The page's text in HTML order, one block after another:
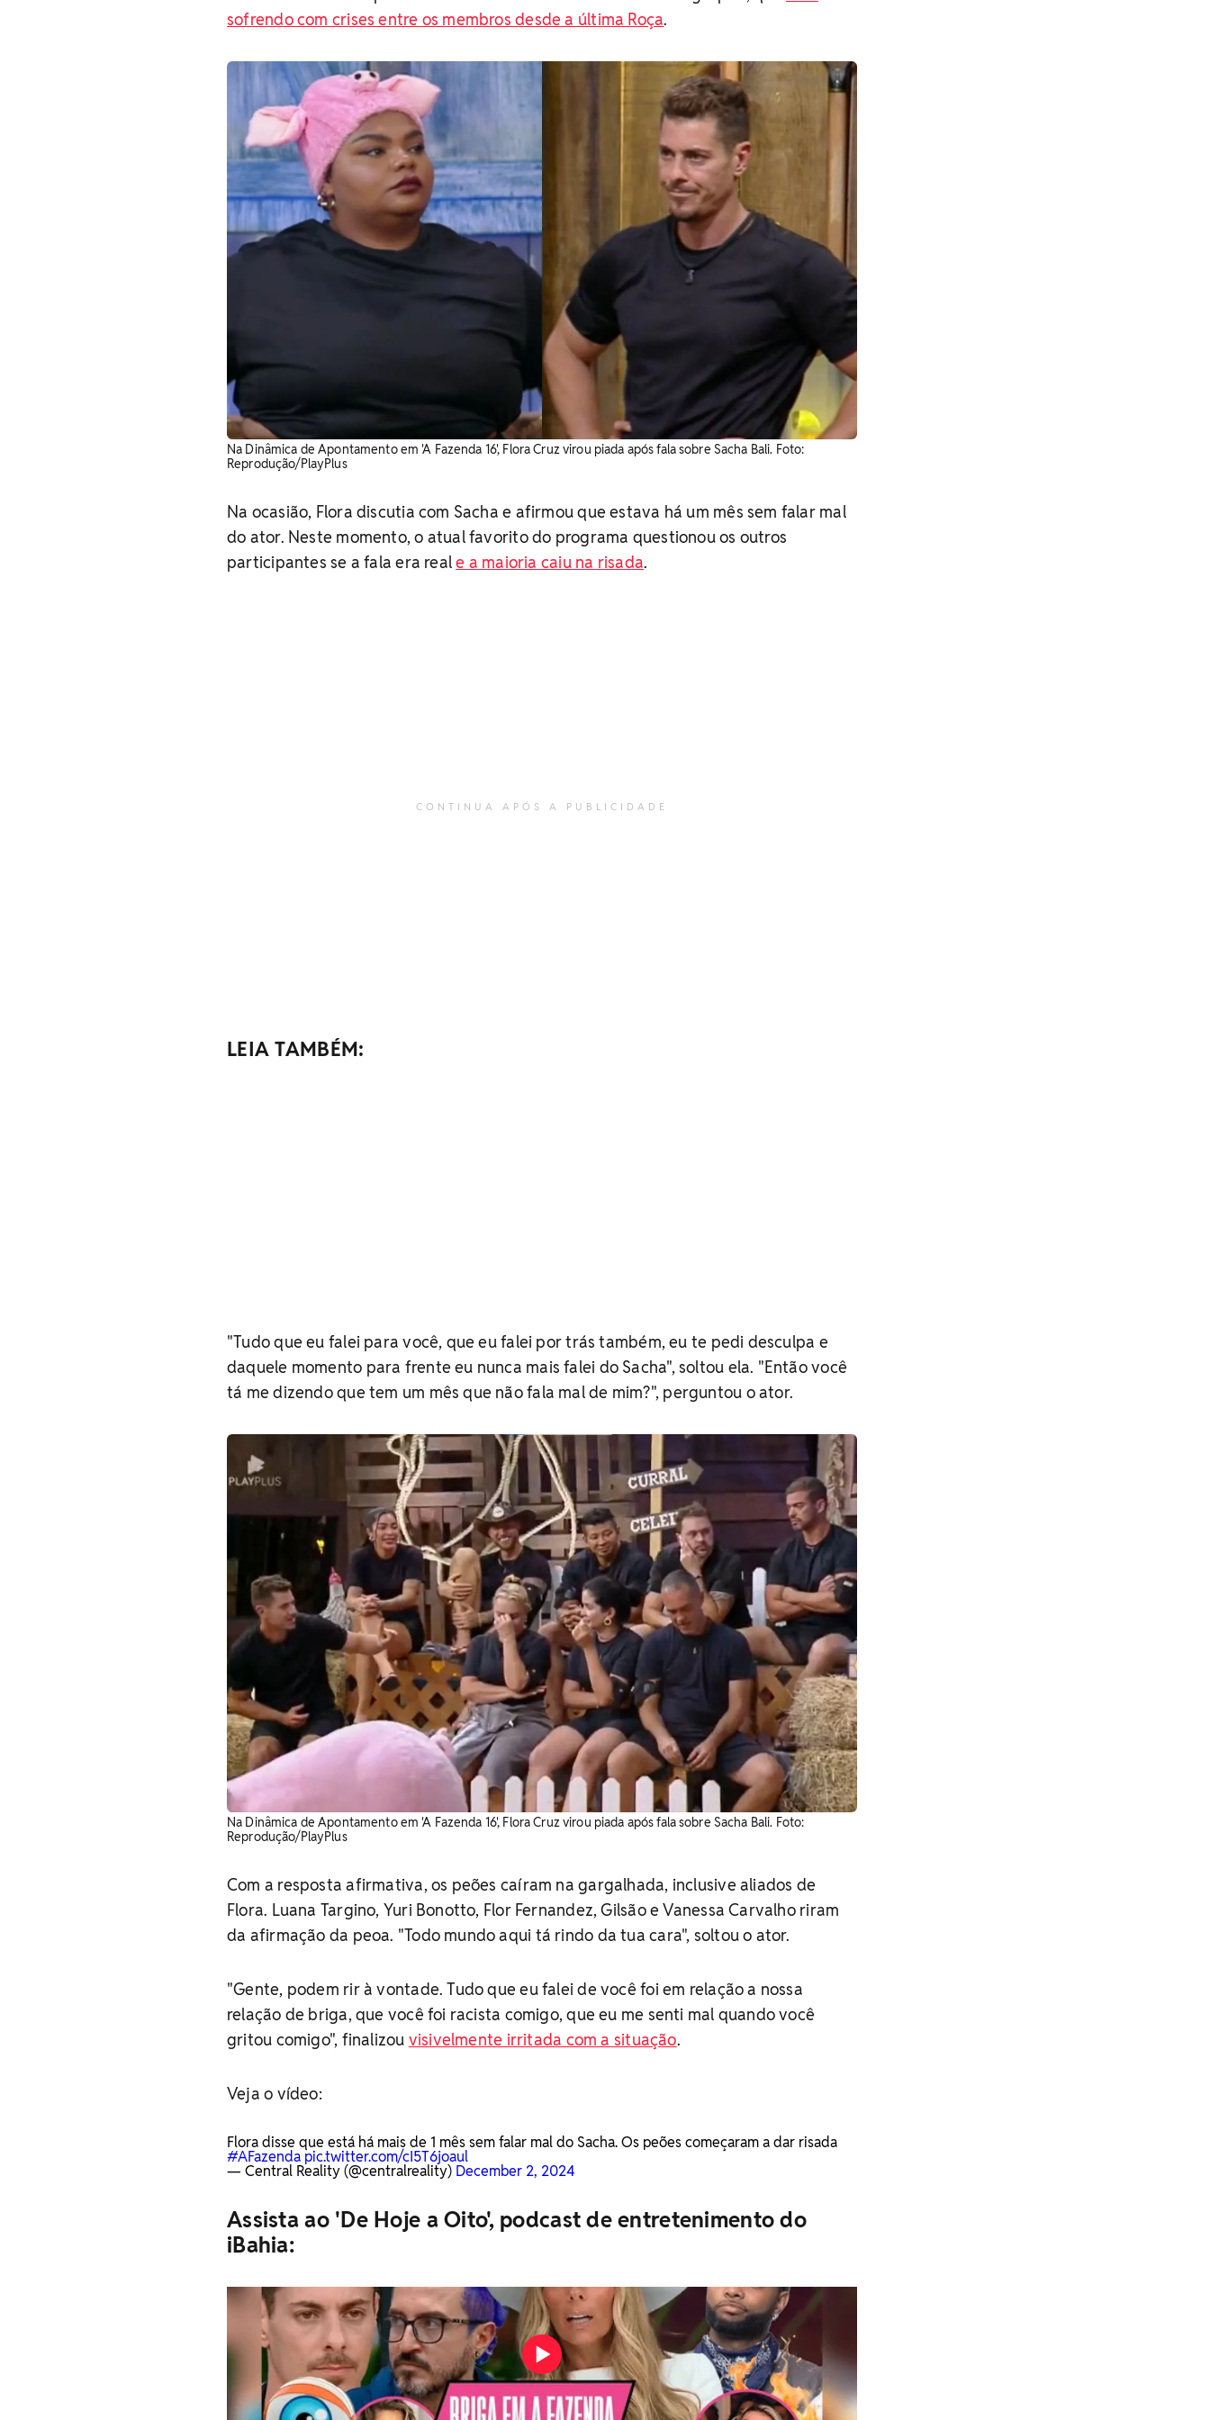
sofrendo com crises entre os membros desde a última Roça.
Na Dinâmica de Apontamento em 'A Fazenda 16', Flora Cruz virou piada após fala sobre Sacha Bali. ​Foto:
Reprodução/PlayPlus
Na ocasião, Flora discutia com Sacha e afirmou que estava há um mês sem falar mal
do ator. Neste momento, o atual favorito do programa questionou os outros
participantes se a fala era reale a maioria caiu na risada.
CONTINUA APÓS A PUBLICIDADE
LEIA TAMBÉM:
"Tudo que eu falei para você, que eu falei por trás também, eu te pedi desculpa e
daquele momento para frente eu nunca mais falei do Sacha", soltou ela. "Então você
tá me dizendo que tem um mês que não fala mal de mim?", perguntou o ator.
Na Dinâmica de Apontamento em 'A Fazenda 16', Flora Cruz virou piada após fala sobre Sacha Bali. ​Foto:
Reprodução/PlayPlus
Com a resposta afirmativa, os peões caíram na gargalhada, inclusive aliados de
Flora. Luana Targino, Yuri Bonotto, Flor Fernandez, Gilsão e Vanessa Carvalho riram
da afirmação da peoa. "Todo mundo aqui tá rindo da tua cara", soltou o ator.
"Gente, podem rir à vontade. Tudo que eu falei de você foi em relação a nossa
relação de briga, que você foi racista comigo, que eu me senti mal quando você
gritou comigo", finalizou visivelmente irritada com a situação.
Veja o vídeo:
Flora disse que está há mais de 1 mês sem falar mal do Sacha. Os peões começaram a dar risada
#AFazenda pic.twitter.com/cI5T6joaul
— Central Reality (@centralreality) December 2, 2024
Assista ao 'De Hoje a Oito', podcast de entretenimento do
iBahia: